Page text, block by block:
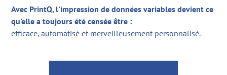
Avec PrintQ, l'impression de données variables devient ce
qu'elle a toujours été censée être :
efficace, automatisé et merveilleusement personnalisé.